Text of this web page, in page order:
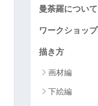
曼荼羅について
ワークショップ
描き方
画材編
下絵編